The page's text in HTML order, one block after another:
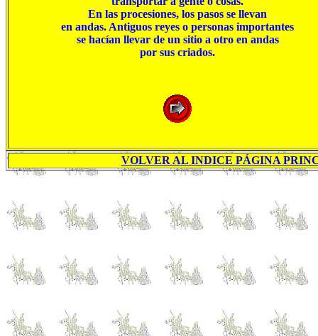
En las procesiones, los pasos se llevan
en andas. Antiguos reyes o personas importantes
se hacían llevar de un sitio a otro en andas
por sus criados.
VOLVER AL INDICE PÁGINA